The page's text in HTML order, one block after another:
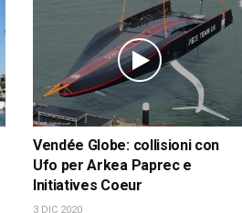
Vendée Globe: collisioni con
Ufo per Arkea Paprec e
Initiatives Coeur
3 DIC 2020